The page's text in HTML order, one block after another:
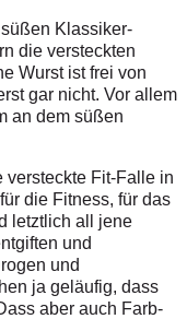
Klassiker-
die versteckten
Wurst ist frei von
gar nicht. Vor allem
an dem süßen
versteckte Fit-Falle in
die Fitness, für das
letztlich all jene
und
und
ja geläufig, dass
aber auch Farb-